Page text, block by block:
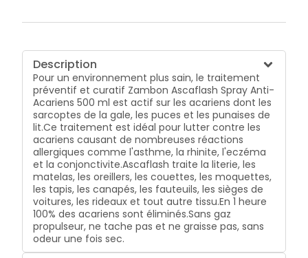
Description
Pour un environnement plus sain, le traitement
préventif et curatif Zambon Ascaflash Spray Anti-
Acariens 500 ml est actif sur les acariens dont les
sarcoptes de la gale, les puces et les punaises de
lit.Ce traitement est idéal pour lutter contre les
acariens causant de nombreuses réactions
allergiques comme l'asthme, la rhinite, l'eczéma
et la conjonctivite.Ascaflash traite la literie, les
matelas, les oreillers, les couettes, les moquettes,
les tapis, les canapés, les fauteuils, les sièges de
voitures, les rideaux et tout autre tissu.En 1 heure
100% des acariens sont éliminés.Sans gaz
propulseur, ne tache pas et ne graisse pas, sans
odeur une fois sec.